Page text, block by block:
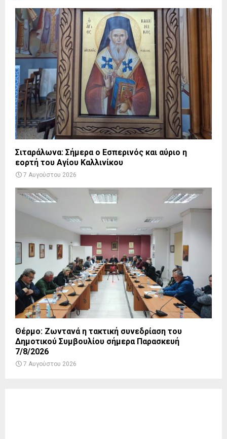
Σιταράλωνα: Σήμερα ο Εσπερινός και αύριο η
εορτή του Αγίου Καλλινίκου
7 Αυγούστου 2026
Θέρμο: Ζωντανά η τακτική συνεδρίαση του
Δημοτικού Συμβουλίου σήμερα Παρασκευή
7/8/2026
7 Αυγούστου 2026